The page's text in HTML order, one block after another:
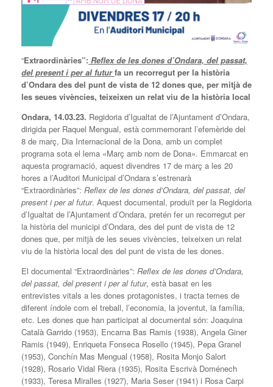
“Extraordinàries”: Reflex de les dones d’Ondara, del passat,
del present i per al futurfa un recorregut per la història
d’Ondara des del punt de vista de 12 dones que, per mitjà de
les seues vivències, teixeixen un relat viu de la història local
Ondara, 14.03.23. Regidoria d’Igualtat de l’Ajuntament d’Ondara,
dirigida per Raquel Mengual, està commemorant l’efemèride del
8 de març, Dia Internacional de la Dona, amb un complet
programa sota el lema «Març amb nom de Dona». Emmarcat en
aquesta programació, aquest divendres 17 de març a les 20
hores a l’Auditori Municipal d’Ondara s’estrenarà
“Extraordinàries”: Reflex de les dones d’Ondara, del passat, del
present i per al futur. Aquest documental, produït per la Regidoria
d’Igualtat de l’Ajuntament d’Ondara, pretén fer un recorregut per
la història del municipi d’Ondara, des del punt de vista de 12
dones que, per mitjà de les seues vivències, teixeixen un relat
viu de la història local des del punt de vista de les dones.
El documental “Extraordinàries”: Reflex de les dones d’Ondara,
del passat, del present i per al futur, està basat en les
entrevistes vitals a les dones protagonistes, i tracta temes de
diferent índole com el treball, l’economia, la joventut, la família,
etc. Les dones que han participat al documental són: Joaquina
Català Garrido (1953), Encarna Bas Ramis (1938), Angela Giner
Ramis (1949), Enriqueta Fonseca Rosello (1945), Pepa Granel
(1953), Conchín Mas Mengual (1958), Rosita Monjo Salort
(1928), Rosario Vidal Riera (1935), Rosita Escrivà Doménech
(1933), Teresa Miralles (1927), Maria Seser (1941) i Rosa Carpi